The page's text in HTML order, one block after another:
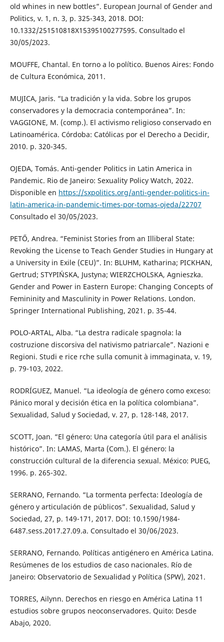
old whines in new bottles”. European Journal of Gender and
Politics, v. 1, n. 3, p. 325-343, 2018. DOI:
10.1332/251510818X15395100277595. Consultado el
30/05/2023.
MOUFFE, Chantal. En torno a lo político. Buenos Aires: Fondo
de Cultura Económica, 2011.
MUJICA, Jaris. “La tradición y la vida. Sobre los grupos
conservadores y la democracia contemporánea”. In:
VAGGIONE, M. (comp.). El activismo religioso conservado en
Latinoamérica. Córdoba: Católicas por el Derecho a Decidir,
2010. p. 320-345.
OJEDA, Tomás. Anti-gender Politics in Latin America in
Pandemic. Rio de Janeiro: Sexuality Policy Watch, 2022.
Disponible en https://sxpolitics.org/anti-gender-politics-in-
latin-america-in-pandemic-times-por-tomas-ojeda/22707
Consultado el 30/05/2023.
PETŐ, Andrea. “Feminist Stories from an Illiberal State:
Revoking the License to Teach Gender Studies in Hungary at
a University in Exile (CEU)”. In: BLUHM, Katharina; PICKHAN,
Gertrud; STYPIŃSKA, Justyna; WIERZCHOLSKA, Agnieszka.
Gender and Power in Eastern Europe: Changing Concepts of
Femininity and Masculinity in Power Relations. London.
Springer International Publishing, 2021. p. 35-44.
POLO-ARTAL, Alba. “La destra radicale spagnola: la
costruzione discorsiva del nativismo patriarcale”. Nazioni e
Regioni. Studi e rice rche sulla comunit à immaginata, v. 19,
p. 79-103, 2022.
RODRÍGUEZ, Manuel. “La ideología de género como exceso:
Pánico moral y decisión ética en la política colombiana”.
Sexualidad, Salud y Sociedad, v. 27, p. 128-148, 2017.
SCOTT, Joan. “El género: Una categoría útil para el análisis
histórico”. In: LAMAS, Marta (Com.). El género: la
construcción cultural de la diferencia sexual. México: PUEG,
1996. p. 265-302.
SERRANO, Fernando. “La tormenta perfecta: Ideología de
género y articulación de públicos”. Sexualidad, Salud y
Sociedad, 27, p. 149-171, 2017. DOI: 10.1590/1984-
6487.sess.2017.27.09.a. Consultado el 30/06/2023.
SERRANO, Fernando. Políticas antigénero en América Latina.
Resúmenes de los estudios de caso nacionales. Río de
Janeiro: Observatorio de Sexualidad y Política (SPW), 2021.
TORRES, Ailynn. Derechos en riesgo en América Latina 11
estudios sobre grupos neoconservadores. Quito: Desde
Abajo, 2020.